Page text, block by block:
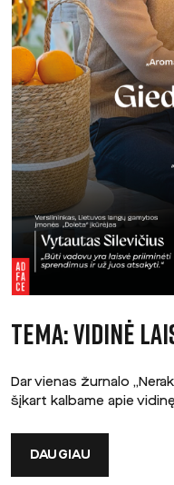
TEMA: VIDINĖ
Dar vienas žurnalo
šįkart kalbame apie
DAUGIAU